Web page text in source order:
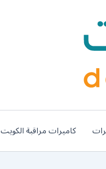
كاميرات مراقبة الكويت